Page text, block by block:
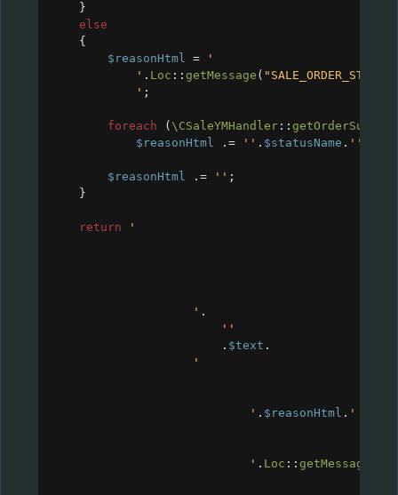
}
else
{
$reasonHtml =
'
' . Loc :: getMessage (
' ;
foreach ( \CSaleYMHandler ::
$reasonHtml . = '' . $statusName . ''
$reasonHtml . = '' ;
}
return '
' .
''
. $text .
'
' . $reasonHtml . '
' . Loc :: getMessage